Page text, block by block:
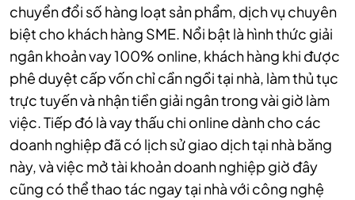
chuyển đổi số hàng loạt sản phẩm, dịch vụ chuyên
biệt cho khách hàng SME. Nổi bật là hình thức giải
ngân khoản vay 100% online, khách hàng khi được
phê duyệt cấp vốn chỉ cần ngồi tại nhà, làm thủ tục
trực tuyến và nhận tiền giải ngân trong vài giờ làm
việc. Tiếp đó là vay thấu chi online dành cho các
doanh nghiệp đã có lịch sử giao dịch tại nhà băng
này, và việc mở tài khoản doanh nghiệp giờ đây
cũng có thể thao tác ngay tại nhà với công nghệ